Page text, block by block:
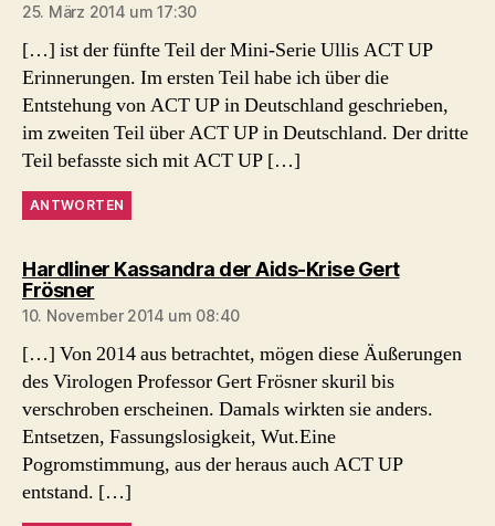
25. März 2014 um 17:30
[…] ist der fünfte Teil der Mini-Serie Ullis ACT UP
Erinnerungen. Im ersten Teil habe ich über die
Entstehung von ACT UP in Deutschland geschrieben,
im zweiten Teil über ACT UP in Deutschland. Der dritte
Teil befasste sich mit ACT UP […]
ANTWORTEN
Hardliner Kassandra der Aids-Krise Gert
Frösnersagt:
10. November 2014 um 08:40
[…] Von 2014 aus betrachtet, mögen diese Äußerungen
des Virologen Professor Gert Frösner skuril bis
verschroben erscheinen. Damals wirkten sie anders.
Entsetzen, Fassungslosigkeit, Wut.Eine
Pogromstimmung, aus der heraus auch ACT UP
entstand. […]